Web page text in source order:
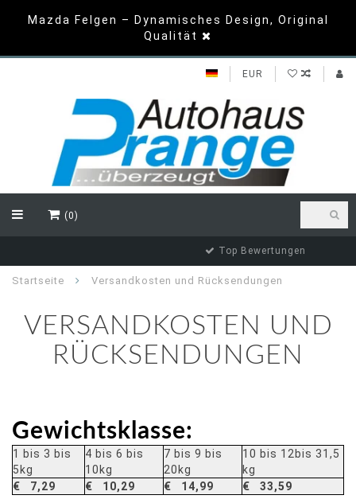
Mazda Felgen – Dynamisches Design, Original
Qualität
EUR
(0)
Top Bewertungen
Startseite Versandkosten und Rücksendungen
VERSANDKOSTEN UND
RÜCKSENDUNGEN
Gewichtsklasse:
1 bis 3 bis
5kg
4 bis 6 bis
10kg
7 bis 9 bis
20kg
10 bis 12bis 31,5
kg
€ 7,29
€ 10,29 € 14,99 € 33,59